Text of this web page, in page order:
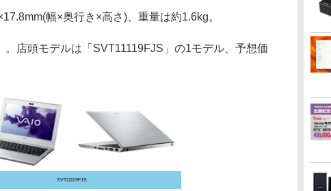
幅×奥行き×高さ)、重量は約1.6kg。
店頭モデルは「SVT11119FJS」の1モデル、予想価
SVT11119FJS